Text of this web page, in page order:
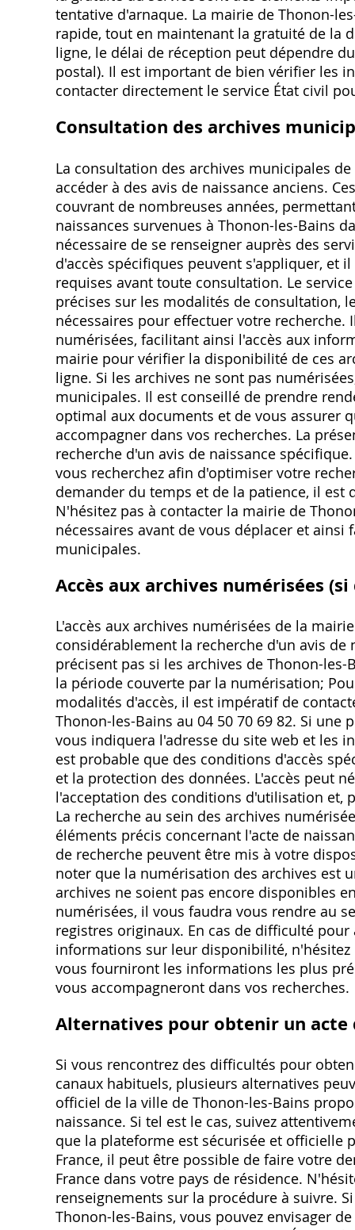
tentative d'arnaque. La mairie de Thonon-
rapide, tout en maintenant la gratuité de la
ligne, le délai de réception peut dépendre
postal). Il est important de bien vérifier les
contacter directement le service État civil
Consultation des archives
La consultation des archives municipales
accéder à des avis de naissance anciens.
couvrant de nombreuses années,
naissances survenues à Thonon-les-Bains
nécessaire de se renseigner auprès des
d'accès spécifiques peuvent s'appliquer, et
requises avant toute consultation. Le
précises sur les modalités de consultation,
nécessaires pour effectuer votre
numérisées, facilitant ainsi l'accès aux
mairie pour vérifier la disponibilité de ces
ligne. Si les archives ne sont pas
municipales. Il est conseillé de prendre
optimal aux documents et de vous assurer
accompagner dans vos recherches. La
recherche d'un avis de naissance
vous recherchez afin d'optimiser votre
demander du temps et de la patience, il
N'hésitez pas à contacter la mairie de
nécessaires avant de vous déplacer et
municipales.
Accès aux archives numérisées
L'accès aux archives numérisées de la
considérablement la recherche d'un avis
précisent pas si les archives de Thonon-
la période couverte par la numérisation;
modalités d'accès, il est impératif de
Thonon-les-Bains au 04 50 70 69 82. Si
vous indiquera l'adresse du site web et les
est probable que des conditions d'accès
et la protection des données. L'accès peut
l'acceptation des conditions d'utilisation
La recherche au sein des archives
éléments précis concernant l'acte de
de recherche peuvent être mis à votre
noter que la numérisation des archives est
archives ne soient pas encore disponibles
numérisées, il vous faudra vous rendre au
registres originaux. En cas de difficulté
informations sur leur disponibilité,
vous fourniront les informations les plus
vous accompagneront dans vos recherches.
Alternatives pour obtenir un acte
Si vous rencontrez des difficultés pour
canaux habituels, plusieurs alternatives
officiel de la ville de Thonon-les-Bains
naissance. Si tel est le cas, suivez
que la plateforme est sécurisée et officielle
France, il peut être possible de faire votre
France dans votre pays de résidence.
renseignements sur la procédure à suivre.
Thonon-les-Bains, vous pouvez envisager